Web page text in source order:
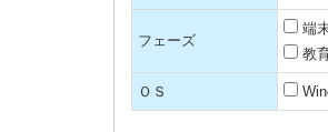
フェーズ
端
教
ＯＳ